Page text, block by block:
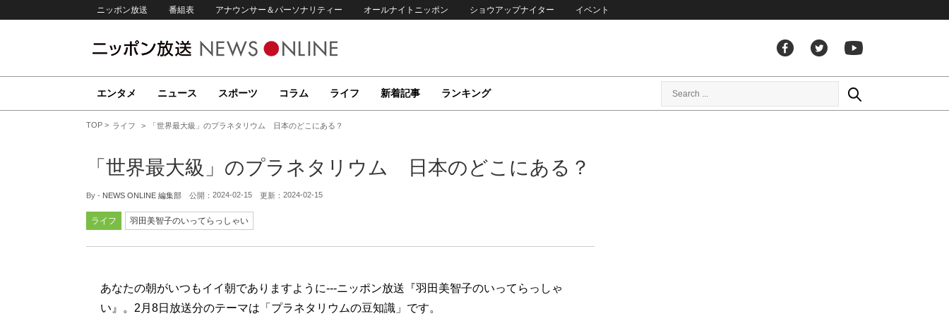
ニッポン放送 番組表 アナウンサー＆パーソナリティー オールナイトニッポン ショウアップナイター イベント
エンタメ ニュース スポーツ コラム ライフ 新着記事 ランキング
TOP ライフ 「世界最大級」のプラネタリウム 日本のどこにある？
「世界最大級」のプラネタリウム 日本のどこにある？
By - NEWS ONLINE 編集部 公開： 2024-02-15 更新： 2024-02-15
ライフ 羽田美智子のいってらっしゃい
あなたの朝がいつもイイ朝でありますように---ニッポン放送『羽田美智子のいってらっしゃ
い』。2月8日放送分のテーマは「プラネタリウムの豆知識」です。